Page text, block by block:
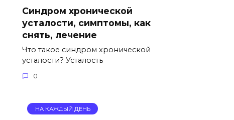
Синдром хронической
усталости, симптомы, как
снять, лечение
Что такое синдром хронической
усталости? Усталость
0
НА КАЖДЫЙ ДЕНЬ